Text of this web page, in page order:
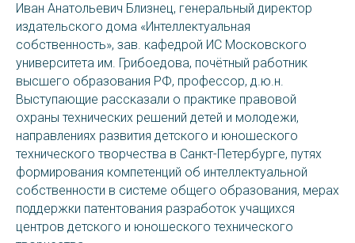
Иван Анатольевич Близнец, генеральный директор
издательского дома «Интеллектуальная
собственность», зав. кафедрой ИС Московского
университета им. Грибоедова, почётный работник
высшего образования РФ, профессор, д.ю.н.
Выступающие рассказали о практике правовой
охраны технических решений детей и молодежи,
направлениях развития детского и юношеского
технического творчества в Санкт-Петербурге, путях
формирования компетенций об интеллектуальной
собственности в системе общего образования, мерах
поддержки патентования разработок учащихся
центров детского и юношеского технического